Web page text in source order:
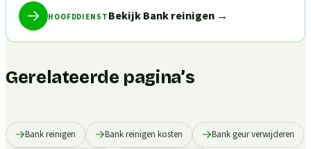
HOOFDDIENST Bekijk Bank reinigen→
Gerelateerde pagina’s
Bank reinigen Bank reinigen kosten Bank geur verwijderen